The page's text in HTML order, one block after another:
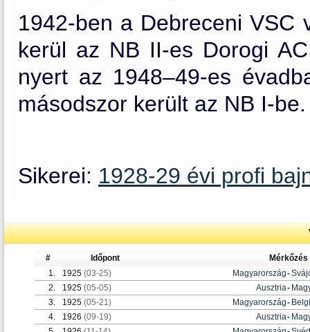
1942-ben a Debreceni VSC
kerül az NB II-es Dorogi
nyert az 1948–49-es
másodszor került az NB I-be.
Sikerei: 1928-29 évi profi
# Időpont
Mérkőzés
1.
1925 (03-25) Magyarország-
2.
1925 (05-05) Ausztria-
3.
1925 (05-21) Magyarország-
4.
1926 (09-19) Ausztria-